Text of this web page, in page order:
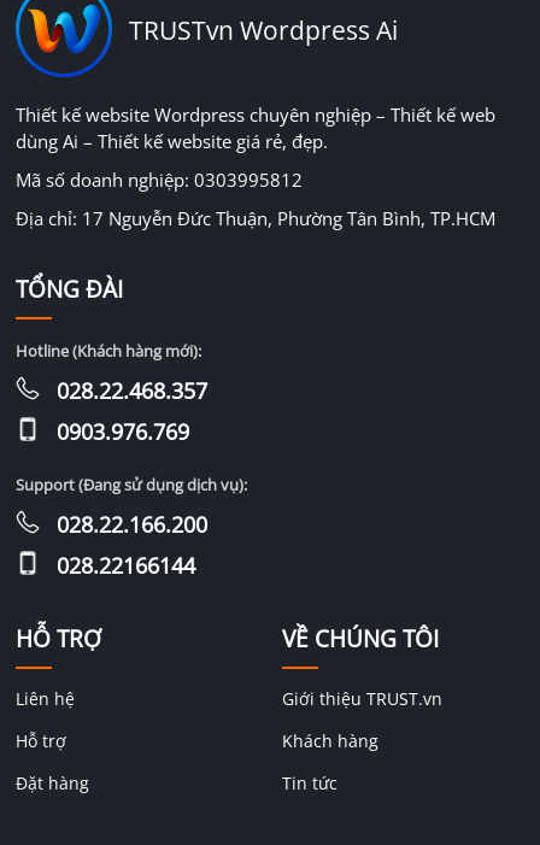
TRUSTvn Wordpress Ai
Thiết kế website Wordpress chuyên nghiệp – Thiết kế web
dùng Ai – Thiết kế website giá rẻ, đẹp.
Mã số doanh nghiệp: 0303995812
Địa chỉ: 17 Nguyễn Đức Thuận, Phường Tân Bình, TP.HCM
HỖ TRỢ
Liên hệ
Hỗ trợ
Đặt hàng
VỀ CHÚNG TÔI
Giới thiệu TRUST.vn
Khách hàng
Tin tức
TỔNG ĐÀI
Hotline (Khách hàng mới):
028.22.468.357
0903.976.769
Support (Đang sử dụng dịch vụ):
028.22.166.200
028.22166144